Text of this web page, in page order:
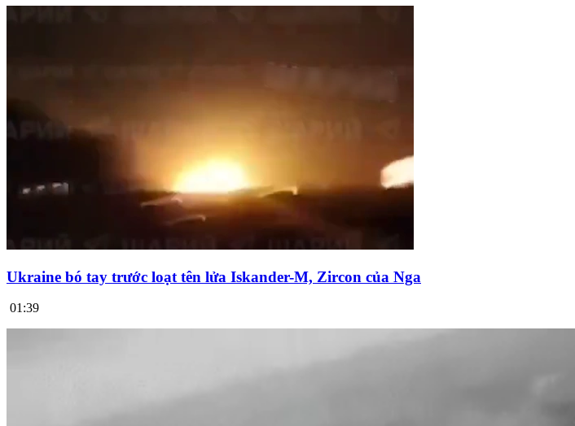
Ukraine bó tay trước loạt tên lửa Iskander-M, Zircon của Nga
01:39